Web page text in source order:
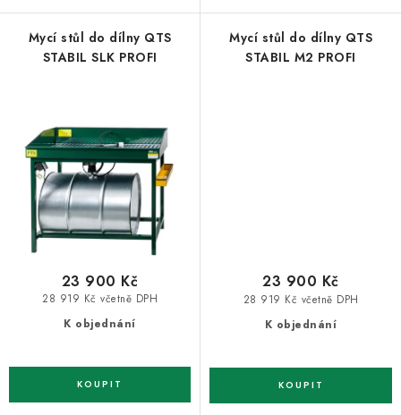
Mycí stůl do dílny QTS
STABIL SLK PROFI
K objednání
28 919 Kč včetně DPH
23 900 Kč
Mycí stůl do dílny QTS
STABIL M2 PROFI
K objednání
28 919 Kč včetně DPH
23 900 Kč